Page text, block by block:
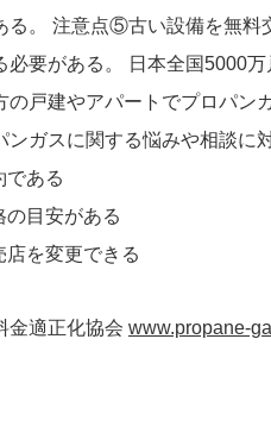
る。 注意点⑤古い設備を無
必要がある。 日本全国5000
の戸建やアパートでプロパ
ンガスに関する悩みや相談に
である
の目安がある
を変更できる
金適正化協会 www.propane-